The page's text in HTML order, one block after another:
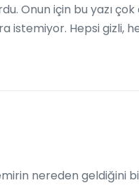
Onun için bu yazı
Hepsi gizli,
nereden geldiğini